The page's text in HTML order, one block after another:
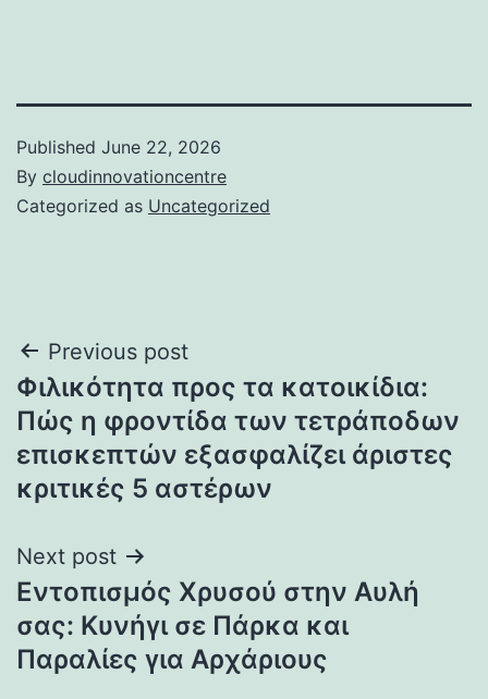
Published June 22, 2026
By cloudinnovationcentre
Categorized as Uncategorized
Post
navigation
Previous post
Φιλικότητα προς τα κατοικίδια:
Πώς η φροντίδα των τετράποδων
επισκεπτών εξασφαλίζει άριστες
κριτικές 5 αστέρων
Next post
Εντοπισμός Χρυσού στην Αυλή
σας: Κυνήγι σε Πάρκα και
Παραλίες για Αρχάριους